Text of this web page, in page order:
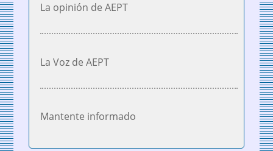
La opinión de AEPT
La Voz de AEPT
Mantente informado